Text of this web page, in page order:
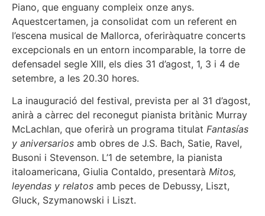
Piano, que enguany compleix onze anys.
Aquestcertamen, ja consolidat com un referent en
l’escena musical de Mallorca, oferiràquatre concerts
excepcionals en un entorn incomparable, la torre de
defensadel segle XIII, els dies 31 d’agost, 1, 3 i 4 de
setembre, a les 20.30 hores.
La inauguració del festival, prevista per al 31 d’agost,
anirà a càrrec del reconegut pianista britànic Murray
McLachlan, que oferirà un programa titulat Fantasías
y aniversarios amb obres de J.S. Bach, Satie, Ravel,
Busoni i Stevenson. L’1 de setembre, la pianista
italoamericana, Giulia Contaldo, presentarà Mitos,
leyendas y relatos amb peces de Debussy, Liszt,
Gluck, Szymanowski i Liszt.